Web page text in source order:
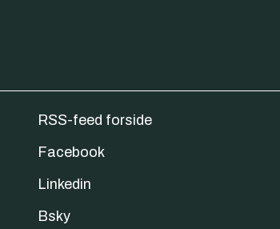
RSS-feed forside
Facebook
Linkedin
Bsky